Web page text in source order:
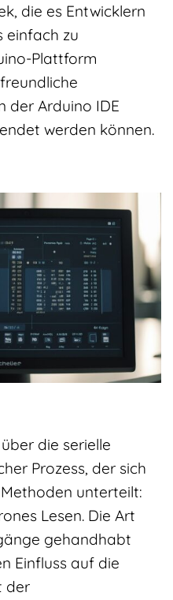
die es Entwicklern
einfach zu
Plattform
der Arduino IDE
werden können.
die serielle
Prozess, der sich
unterteilt:
Lesen. Die Art
gehandhabt
Einfluss auf die
der